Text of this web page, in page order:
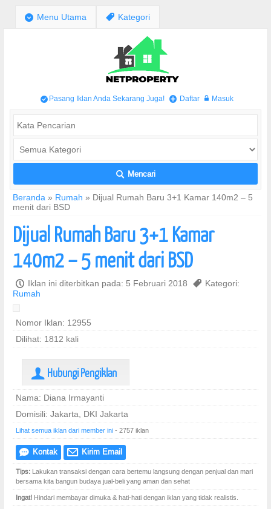
; Menu Utama , Kategori
/ Pasang Iklan Anda Sekarang Juga! + Daftar w Masuk
L Mencari
Beranda » Rumah » Dijual Rumah Baru 3+1 Kamar 140m2 – 5
menit dari BSD
Dijual Rumah Baru 3+1 Kamar
140m2 – 5 menit dari BSD
P Iklan ini diterbitkan pada: 5 Februari 2018 , Kategori:
Rumah
Nomor Iklan: 12955
Dilihat: 1812 kali
U Hubungi Pengiklan
Nama: Diana Irmayanti
Domisili: Jakarta, DKI Jakarta
Lihat semua iklan dari member ini - 2757 iklan
e Kontak @ Kirim Email
Tips: Lakukan transaksi dengan cara bertemu langsung dengan penjual dan mari
bersama kita bangun budaya jual-beli yang aman dan sehat
Ingat! Hindari membayar dimuka & hati-hati dengan iklan yang tidak realistis.